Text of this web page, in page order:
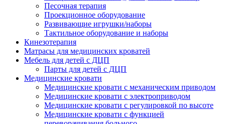
Песочная терапия
Проекционное оборудование
Развивающие игрушки/наборы
Тактильное оборудование и наборы
Кинезотерапия
Матрасы для медицинских кроватей
Мебель для детей с ДЦП
Парты для детей с ДЦП
Медицинские кровати
Медицинские кровати с механическим приводом
Медицинские кровати с электроприводом
Медицинские кровати с регулировкой по высоте
Медицинские кровати с функцией